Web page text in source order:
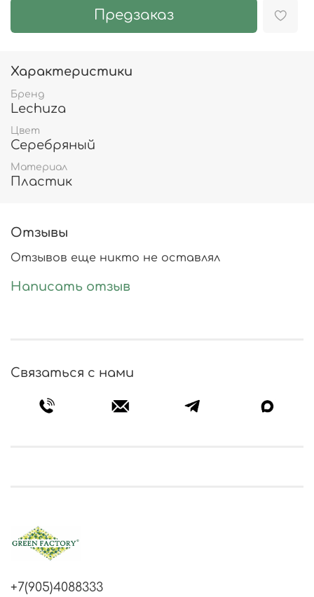
Предзаказ
Характеристики
Бренд
Lechuza
Цвет
Серебряный
Материал
Пластик
Отзывы
Отзывов еще никто не оставлял
Написать отзыв
Связаться с нами
+7(905)4088333